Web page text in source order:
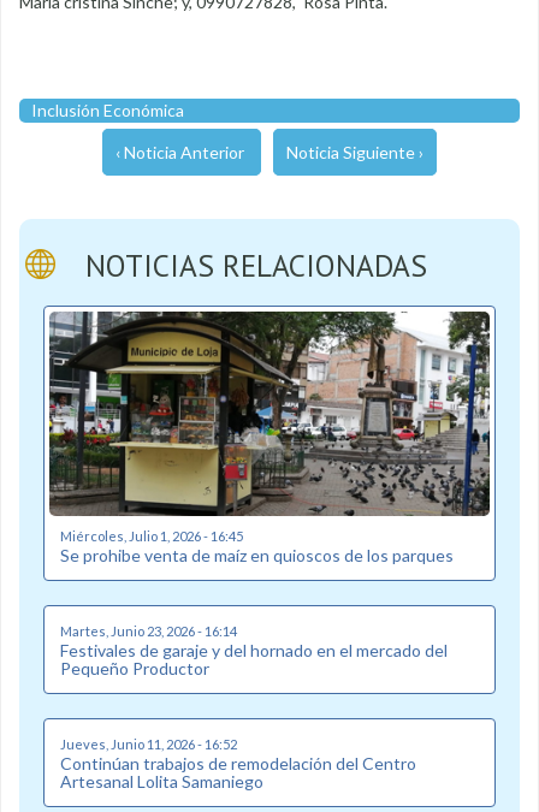
Inclusión Económica
‹ Noticia Anterior Noticia Siguiente ›
NOTICIAS RELACIONADAS
Miércoles, Julio 1, 2026 - 16:45
Se prohibe venta de maíz en quioscos de los parques
Martes, Junio 23, 2026 - 16:14
Festivales de garaje y del hornado en el mercado del
Pequeño Productor
Jueves, Junio 11, 2026 - 16:52
Continúan trabajos de remodelación del Centro
Artesanal Lolita Samaniego